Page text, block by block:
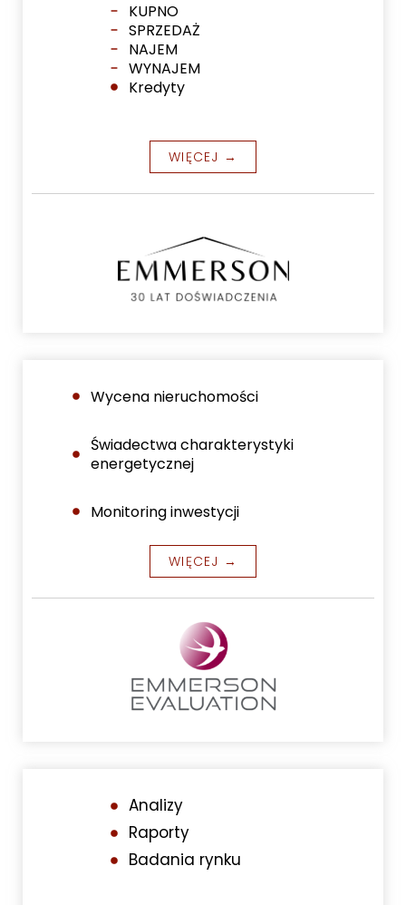
KUPNO
SPRZEDAŻ
NAJEM
WYNAJEM
Kredyty
WIĘCEJ →
Wycena nieruchomości
Świadectwa charakterystyki
energetycznej
Monitoring inwestycji
WIĘCEJ →
Analizy
Raporty
Badania rynku